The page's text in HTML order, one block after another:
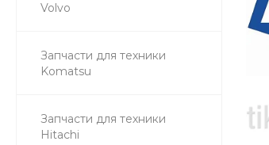
Volvo
Запчасти для техники
Komatsu
Запчасти для техники
Hitachi